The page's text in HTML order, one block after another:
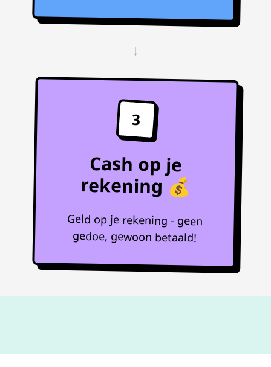
↓
3
Cash op je
rekening 💰
Geld op je rekening - geen
gedoe, gewoon betaald!